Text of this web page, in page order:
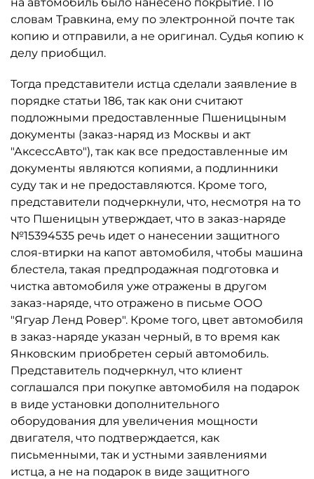
словам Травкина, ему по электронной почте так
копию и отправили, а не оригинал. Судья копию к
делу приобщил.
Тогда представители истца сделали заявление в
порядке статьи 186, так как они считают
подложными предоставленные Пшеницыным
документы (заказ-наряд из Москвы и акт
"АксессАвто"), так как все предоставленные им
документы являются копиями, а подлинники
суду так и не предоставляются. Кроме того,
представители подчеркнули, что, несмотря на то
что Пшеницын утверждает, что в заказ-наряде
№15394535 речь идет о нанесении защитного
слоя-втирки на капот автомобиля, чтобы машина
блестела, такая предпродажная подготовка и
чистка автомобиля уже отражены в другом
заказ-наряде, что отражено в письме ООО
"Ягуар Ленд Ровер". Кроме того, цвет автомобиля
в заказ-наряде указан черный, в то время как
Янковским приобретен серый автомобиль.
Представитель подчеркнул, что клиент
соглашался при покупке автомобиля на подарок
в виде установки дополнительного
оборудования для увеличения мощности
двигателя, что подтверждается, как
письменными, так и устными заявлениями
истца, а не на подарок в виде защитного